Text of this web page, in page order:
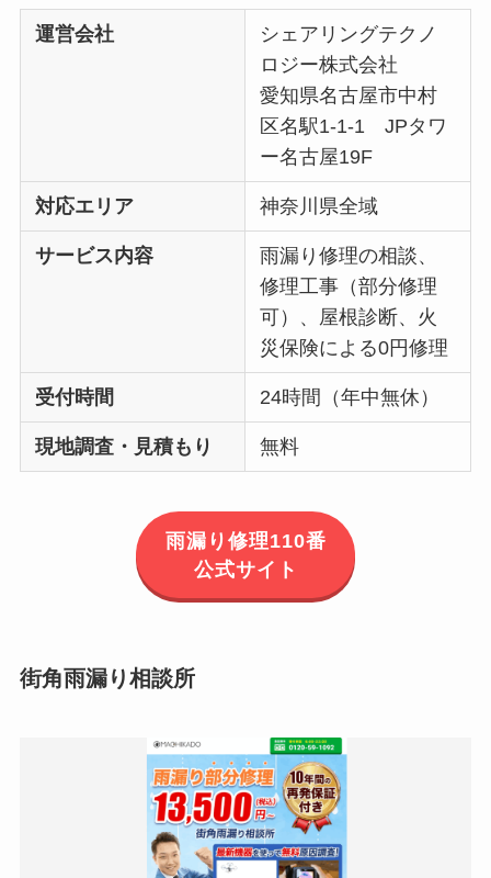
運営会社
シェアリングテクノ
ロジー株式会社
愛知県名古屋市中村
区名駅1-1-1 JPタワ
ー名古屋19F
対応エリア 神奈川県全域
サービス内容
雨漏り修理の相談、
修理工事（部分修理
可）、屋根診断、火
災保険による0円修理
受付時間 24時間（年中無休）
現地調査・見積もり 無料
雨漏り修理110番
公式サイト
街角雨漏り相談所